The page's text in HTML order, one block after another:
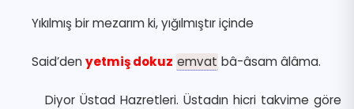
Yıkılmış bir mezarım ki, yığılmıştır içinde
Said’den yetmiş dokuz emvat bâ-âsam âlâma.
Diyor Üstad Hazretleri. Üstadın hicri takvime göre